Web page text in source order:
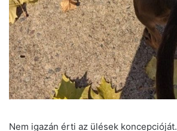
Nem igazán érti az ülések koncepcióját.